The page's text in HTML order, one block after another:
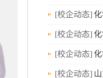
[校企动态]
[校企动态]
[校企动态]
[校企动态]